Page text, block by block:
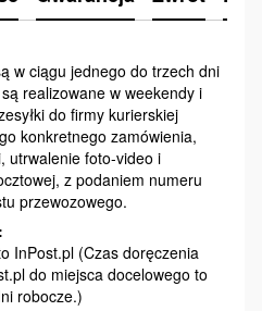
w ciągu jednego do trzech dni
realizowane w weekendy i
do firmy kurierskiej
konkretnego zamówienia,
utrwalenie foto-video i
z podaniem numeru
przewozowego.
InPost.pl (Czas doręczenia
do miejsca docelowego to
robocze.)